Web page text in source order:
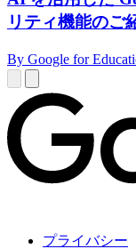
リティ機能のご
By Google for
プライバシー